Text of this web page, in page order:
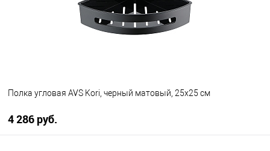
Полка угловая AVS Kori, черный матовый, 25х25 см
4 286 руб.